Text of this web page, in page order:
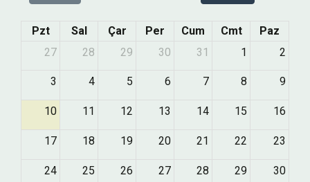
Pzt Sal Çar Per Cum Cmt
Paz
27
28 29 30 31 1 2
3 4 5 6 7 8 9
10 11 12 13 14 15 16
17 18 19 20 21 22 23
24 25 26 27 28 29 30